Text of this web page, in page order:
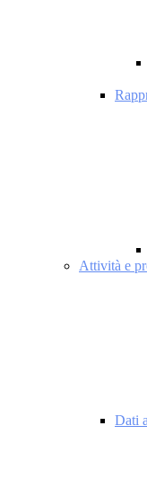
Attività e
Dati